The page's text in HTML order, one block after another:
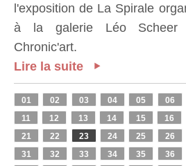
l'exposition de La Spirale
à la galerie Léo Scheer
Chronic'art.
Lire la suite
01 02 03 04 05 06
11
12 13 14 15 16
21
22 23 24 25 26
31
32 33 34 35 36